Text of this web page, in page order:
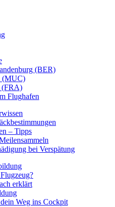
(BER)
(MUC)
(FRA)
Flughafen
– Tipps
bei Verspätung
erklärt
Weg ins Cockpit